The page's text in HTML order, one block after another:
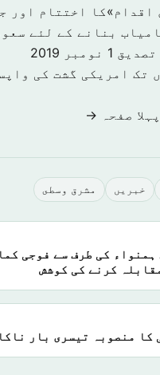
بنانے کے لئے
1 نومبر 2019
تک امریکی گشت کی
صفحہ →
خبريں مشرق وسطى
ہمنواء کی طرف سے فوجی
کرنے کی کوشش
کا منصوبہ تیسری بار